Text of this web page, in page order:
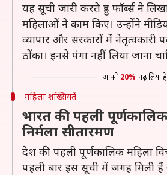
यह सूची जारी करते हुए फॉर्ब्स ने
महिलाओं ने काम किए। उन्होंने
व्यापार और सरकारों में नेतृत्वकारी
ठोंका। इनसे पंगा नहीं लिया जाना
आपने 20% पढ़ लिया है
महिला शख्सियतें
भारत की पहली पूर्णकालिक
निर्मला सीतारमण
देश की पहली पूर्णकालिक महिला
पहली बार इस सूची में जगह मिली